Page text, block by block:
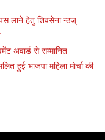
लाने हेतु शिवसेना न्ठज्
अवार्ड से सम्मानित
हुई भाजपा महिला मोर्चा की